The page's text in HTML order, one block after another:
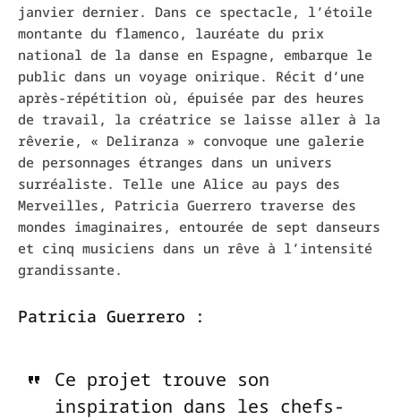
janvier dernier. Dans ce spectacle, l’étoile
montante du flamenco, lauréate du prix
national de la danse en Espagne, embarque le
public dans un voyage onirique. Récit d’une
après-répétition où, épuisée par des heures
de travail, la créatrice se laisse aller à la
rêverie, « Deliranza » convoque une galerie
de personnages étranges dans un univers
surréaliste. Telle une Alice au pays des
Merveilles, Patricia Guerrero traverse des
mondes imaginaires, entourée de sept danseurs
et cinq musiciens dans un rêve à l’intensité
grandissante.
Patricia Guerrero :
Ce projet trouve son
inspiration dans les chefs-